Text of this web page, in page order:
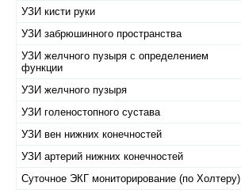
УЗИ кисти руки
УЗИ забрюшинного пространства
УЗИ желчного пузыря с определением
функции
УЗИ желчного пузыря
УЗИ голеностопного сустава
УЗИ вен нижних конечностей
УЗИ артерий нижних конечностей
Суточное ЭКГ мониторирование (по Холтеру)